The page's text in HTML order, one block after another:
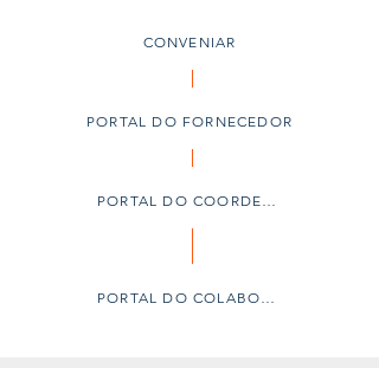
CONVENIAR
PORTAL DO FORNECEDOR